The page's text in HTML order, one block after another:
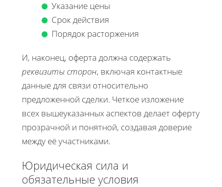
Указание цены
Срок действия
Порядок расторжения
И, наконец, оферта должна содержать
реквизиты сторон, включая контактные
данные для связи относительно
предложенной сделки. Четкое изложение
всех вышеуказанных аспектов делает оферту
прозрачной и понятной, создавая доверие
между её участниками.
Юридическая сила и
обязательные условия